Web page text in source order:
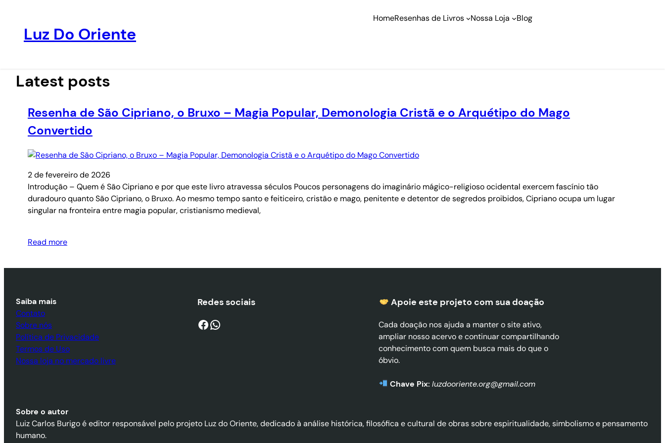
conteúdo
Luz Do Oriente
HomeResenhas de Livros Nossa Loja Blog
Latest posts
Resenha de São Cipriano, o Bruxo – Magia Popular, Demonologia Cristã e o Arquétipo do Mago
Convertido
2 de fevereiro de 2026
Introdução – Quem é São Cipriano e por que este livro atravessa séculos Poucos personagens do imaginário mágico-religioso ocidental exercem fascínio tão
duradouro quanto São Cipriano, o Bruxo. Ao mesmo tempo santo e feiticeiro, cristão e mago, penitente e detentor de segredos proibidos, Cipriano ocupa um lugar
singular na fronteira entre magia popular, cristianismo medieval,
Read more
Saiba mais
Contato
Sobre nós
Política de Privacidade
Termos de Uso
Nossa loja no mercado livre
Redes sociais
Facebook WhatsApp
Apoie este projeto com sua doação
Cada doação nos ajuda a manter o site ativo,
ampliar nosso acervo e continuar compartilhando
conhecimento com quem busca mais do que o
óbvio.
Chave Pix: luzdooriente.org@gmail.com
Sobre o autor
Luiz Carlos Burigo é editor responsável pelo projeto Luz do Oriente, dedicado à análise histórica, filosófica e cultural de obras sobre espiritualidade, simbolismo e pensamento
humano.